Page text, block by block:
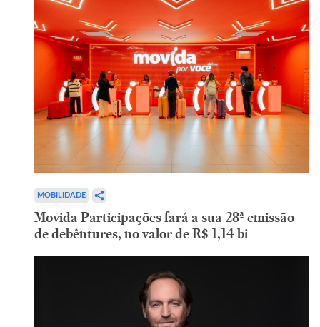
MOBILIDADE
Movida Participações fará a sua 28ª emissão
de debêntures, no valor de R$ 1,14 bi